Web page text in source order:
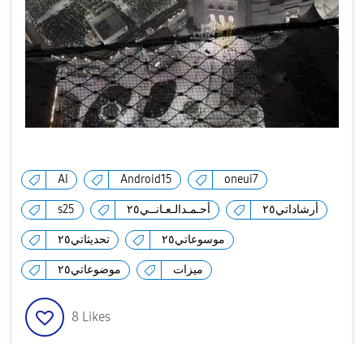
AI Android15 oneui7
s25 أحـمـدالـعـانــي٢٥ أرشاداتي٢٥
تحديثاتي٢٥ موسوعاتي٢٥
موضوعاتي٢٥ ميزات
8 Likes